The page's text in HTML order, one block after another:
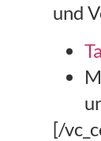
und
[/